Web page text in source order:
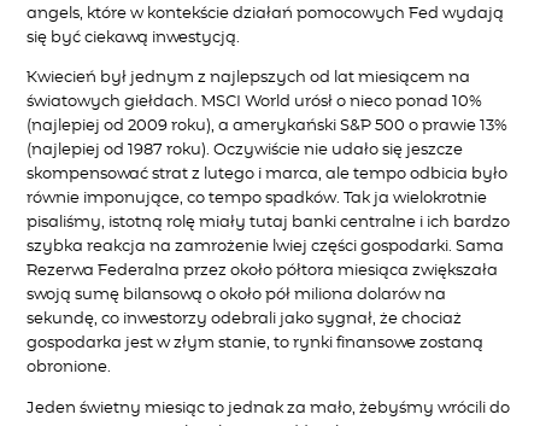
angels, które w kontekście działań pomocowych Fed wydają
się być ciekawą inwestycją.
Kwiecień był jednym z najlepszych od lat miesiącem na
światowych giełdach. MSCI World urósł o nieco ponad 10%
(najlepiej od 2009 roku), a amerykański S&P 500 o prawie 13%
(najlepiej od 1987 roku). Oczywiście nie udało się jeszcze
skompensować strat z lutego i marca, ale tempo odbicia było
równie imponujące, co tempo spadków. Tak ja wielokrotnie
pisaliśmy, istotną rolę miały tutaj banki centralne i ich bardzo
szybka reakcja na zamrożenie lwiej części gospodarki. Sama
Rezerwa Federalna przez około półtora miesiąca zwiększała
swoją sumę bilansową o około pół miliona dolarów na
sekundę, co inwestorzy odebrali jako sygnał, że chociaż
gospodarka jest w złym stanie, to rynki finansowe zostaną
obronione.
Jeden świetny miesiąc to jednak za mało, żebyśmy wrócili do